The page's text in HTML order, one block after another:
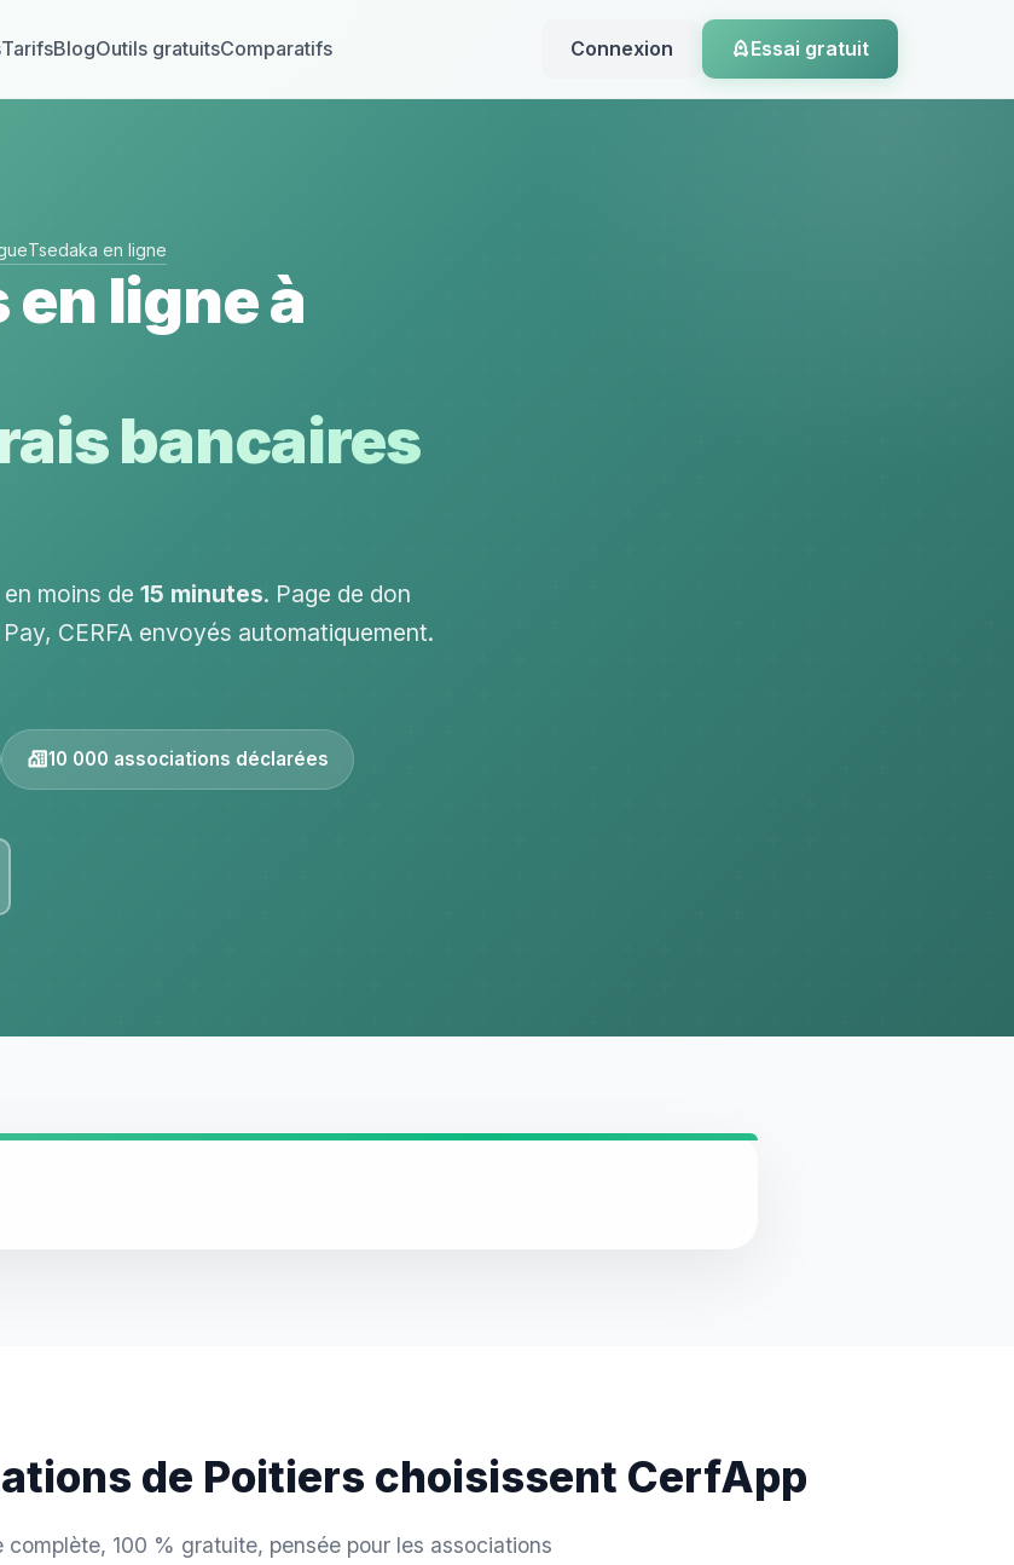
TarifsBlogOutils gratuitsComparatifs Connexion Essai gratuit
Tsedaka en ligne
ligne à
bancaires
moins de 15 minutes. Page de don
CERFA envoyés automatiquement.
10 000 associations déclarées
de Poitiers choisissent CerfApp
complète, 100 % gratuite, pensée pour les associations